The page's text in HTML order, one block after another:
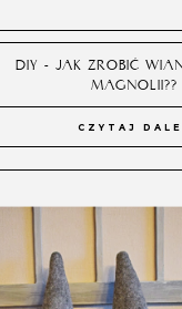
DIY - JAK ZROBIĆ
MAGNOLII??
CZYTAJ